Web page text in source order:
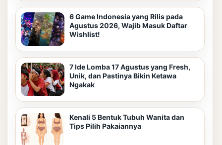
6 Game Indonesia yang Rilis pada
Agustus 2026, Wajib Masuk Daftar
Wishlist!
7 Ide Lomba 17 Agustus yang Fresh,
Unik, dan Pastinya Bikin Ketawa
Ngakak
Kenali 5 Bentuk Tubuh Wanita dan
Tips Pilih Pakaiannya